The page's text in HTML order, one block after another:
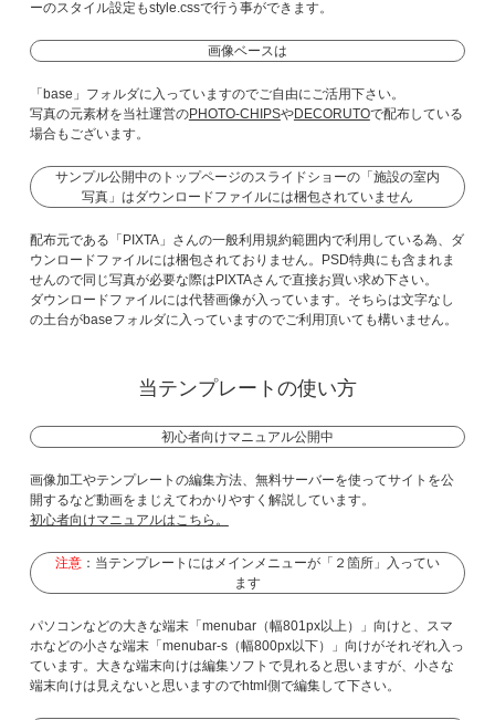
ーのスタイル設定もstyle.cssで行う事ができます。
画像ベースは
「base」フォルダに入っていますのでご自由にご活用下さい。
写真の元素材を当社運営のPHOTO-CHIPSやDECORUTOで配布している
場合もございます。
サンプル公開中のトップページのスライドショーの「施設の室内
写真」はダウンロードファイルには梱包されていません
配布元である「PIXTA」さんの一般利用規約範囲内で利用している為、ダ
ウンロードファイルには梱包されておりません。PSD特典にも含まれま
せんので同じ写真が必要な際はPIXTAさんで直接お買い求め下さい。
ダウンロードファイルには代替画像が入っています。そちらは文字なし
の土台がbaseフォルダに入っていますのでご利用頂いても構いません。
当テンプレートの使い方
初心者向けマニュアル公開中
画像加工やテンプレートの編集方法、無料サーバーを使ってサイトを公
開するなど動画をまじえてわかりやすく解説しています。
初心者向けマニュアルはこちら。
注意 ：当テンプレートにはメインメニューが「２箇所」入ってい
ます
パソコンなどの大きな端末「menubar（幅801px以上）」向けと、スマ
ホなどの小さな端末「menubar-s（幅800px以下）」向けがそれぞれ入っ
ています。大きな端末向けは編集ソフトで見れると思いますが、小さな
端末向けは見えないと思いますのでhtml側で編集して下さい。